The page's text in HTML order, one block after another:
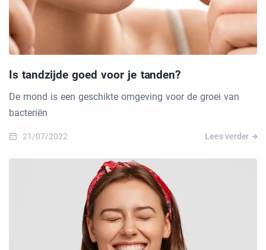
Is tandzijde goed voor je tanden?
De mond is een geschikte omgeving voor de groei van
bacteriën
21/07/2022 Lees verder